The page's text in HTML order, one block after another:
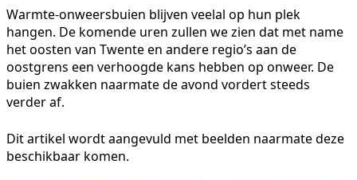
Warmte-onweersbuien blijven veelal op hun plek
hangen. De komende uren zullen we zien dat met name
het oosten van Twente en andere regio’s aan de
oostgrens een verhoogde kans hebben op onweer. De
buien zwakken naarmate de avond vordert steeds
verder af.
Dit artikel wordt aangevuld met beelden naarmate deze
beschikbaar komen.